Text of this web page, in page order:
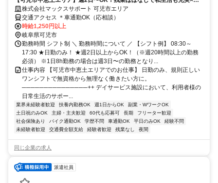
資格OK＆日払い可のデイサービス介護職
株式会社マックスサポート 可児市エリア
交通アクセス ＊車通勤OK（応相談）
時給1,250円以上
岐阜県可児市
勤務時間 シフト制 ＼ 勤務時間について ／ 【シフト例】 08:30～
17:30 ★日勤のみ！ ★週2日以上からOK！（※週20時間以上の勤務
必須） ※1日8h勤務の場合は週3日〜の勤務となり...
仕事内容 【可児市中恵土エリアでのお仕事】 日勤のみ、規則正しい
ワンシフトで無資格から無理なく働きたい方に。
───────────────++ デイサービス施設において、利用者様の
日常生活のサポー...
業界未経験者歓迎 扶養内勤務OK 週1日からOK
副業・WワークOK
土日祝のみOK
主婦・主夫歓迎 60代も応募可 長期
フリーター歓迎
社会保険あり
バイク通勤OK 学歴不問 車通勤OK 平日のみOK
経験不問
未経験者歓迎
交通費全額支給 経験者歓迎 残業なし 夜間
同じ企業の求人
派遣社員